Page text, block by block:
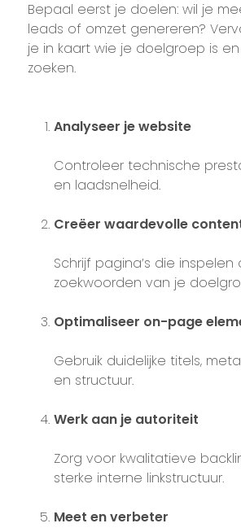
Bepaal eerst je doelen: wil je
leads of omzet genereren?
je in kaart wie je doelgroep is
zoeken.
Analyseer je website
Controleer technische
en laadsnelheid.
Creëer waardevolle
Schrijf pagina’s die
zoekwoorden van je
Optimaliseer on-page
Gebruik duidelijke titels,
en structuur.
Werk aan je autoriteit
Zorg voor kwalitatieve
sterke interne linkstructuur.
Meet en verbeter